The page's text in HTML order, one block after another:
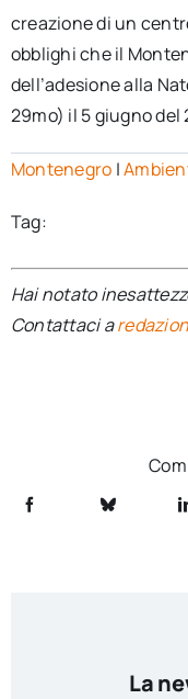
creazione di un
obblighi che il
dell’adesione alla
29mo) il 5 giugno del
Montenegro |
Tag:
Hai notato
Contattaci a
La